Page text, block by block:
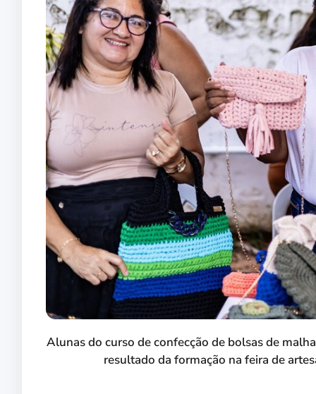
Alunas do curso de confecção de bolsas de
resultado da formação na feira de